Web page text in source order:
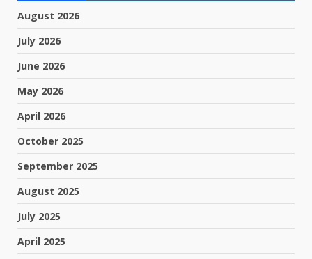
August 2026
July 2026
June 2026
May 2026
April 2026
October 2025
September 2025
August 2025
July 2025
April 2025